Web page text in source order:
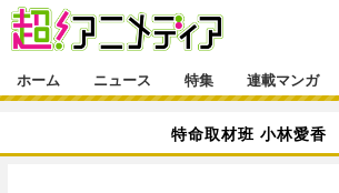
ホーム ニュース 特集 連載マンガ
特命取材班 小林愛香